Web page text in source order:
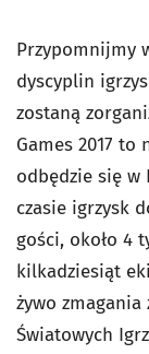
Przypomnijmy
dyscyplin
zostaną
Games 2017
odbędzie się w
czasie igrzysk
gości, około 4
kilkadziesiąt
żywo
Światowych